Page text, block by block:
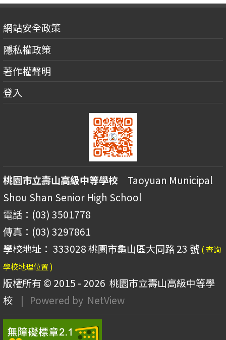
網站安全政策
隱私權政策
著作權聲明
登入
桃園市立壽山高級中等學校 Taoyuan Municipal
Shou Shan Senior High School
電話：(03) 3501778
傳真：(03) 3297861
學校地址： 333028 桃園市龜山區大同路 23 號 ( 查詢
學校地理位置 )
版權所有 © 2015 - 2026 桃園市立壽山高級中等學
校
| Powered by NetView